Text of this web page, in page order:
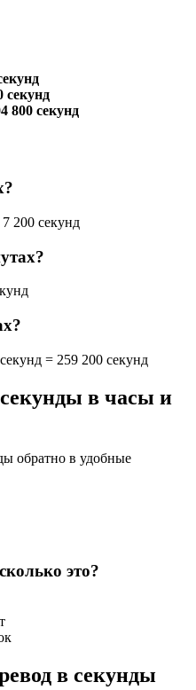
секунд
800 секунд
200 секунд
= 259 200 секунд
в часы и
обратно в удобные
это?
в секунды